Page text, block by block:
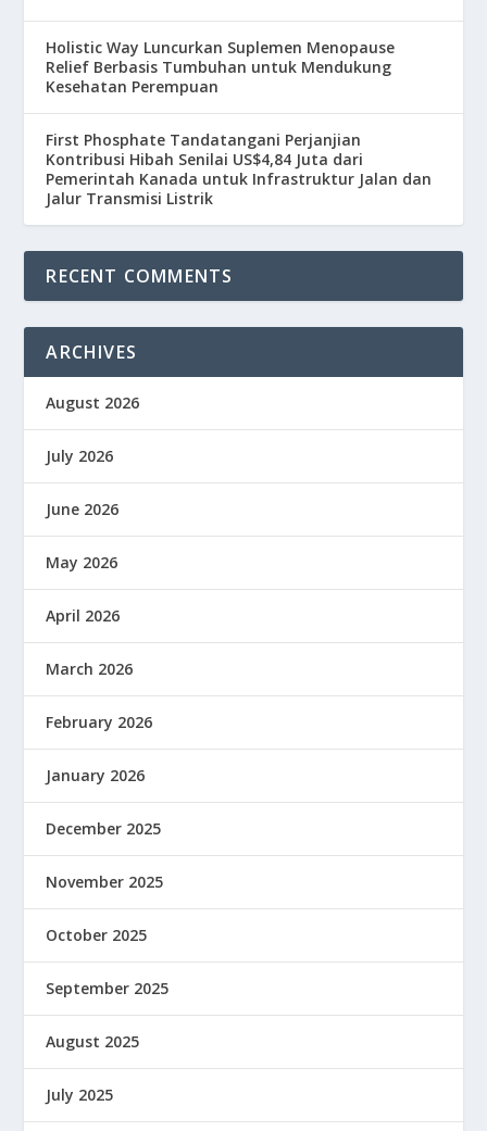
Holistic Way Luncurkan Suplemen Menopause
Relief Berbasis Tumbuhan untuk Mendukung
Kesehatan Perempuan
First Phosphate Tandatangani Perjanjian
Kontribusi Hibah Senilai US$4,84 Juta dari
Pemerintah Kanada untuk Infrastruktur Jalan dan
Jalur Transmisi Listrik
RECENT COMMENTS
ARCHIVES
August 2026
July 2026
June 2026
May 2026
April 2026
March 2026
February 2026
January 2026
December 2025
November 2025
October 2025
September 2025
August 2025
July 2025